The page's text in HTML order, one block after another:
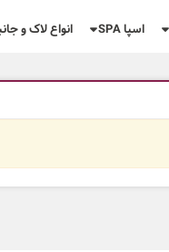
اسپا SPA انواع لاک و